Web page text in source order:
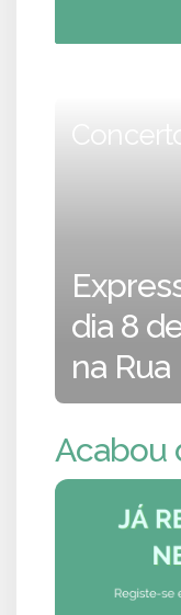
dia 8
na Rua
Acabou